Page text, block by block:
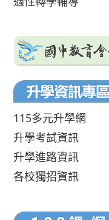
115多元升學網
升學考試資訊
升學進路資訊
各校獨招資訊